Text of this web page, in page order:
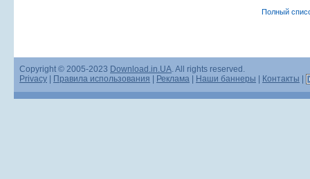
Полный
Copyright © 2005-2023 Download.in.UA. All rights reserved.
Privacy
Правила использования Реклама Наши баннеры Контакты